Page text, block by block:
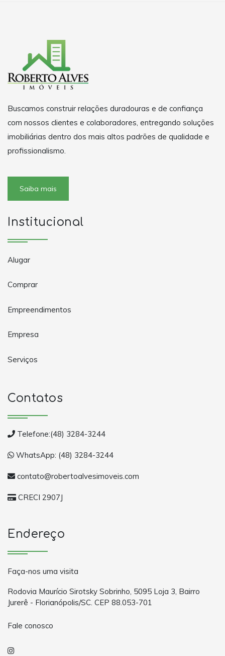
Buscamos construir relações duradouras e de confiança
com nossos clientes e colaboradores, entregando soluções
imobiliárias dentro dos mais altos padrões de qualidade e
profissionalismo.
Saiba mais
Institucional
Alugar
Comprar
Empreendimentos
Empresa
Serviços
Contatos
Telefone:(48) 3284-3244
WhatsApp: (48) 3284-3244
contato@robertoalvesimoveis.com
CRECI 2907J
Endereço
Faça-nos uma visita
Rodovia Maurício Sirotsky Sobrinho, 5095 Loja 3, Bairro
Jurerê - Florianópolis/SC. CEP 88.053-701
Fale conosco